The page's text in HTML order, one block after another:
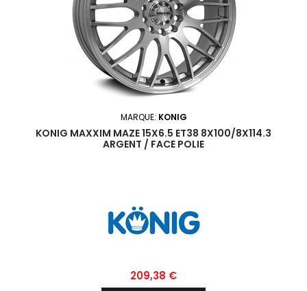
MARQUE: KONIG
KONIG MAXXIM MAZE 15X6.5 ET38 8X100/8X114.3
ARGENT / FACE POLIE
Prix
209,38 €